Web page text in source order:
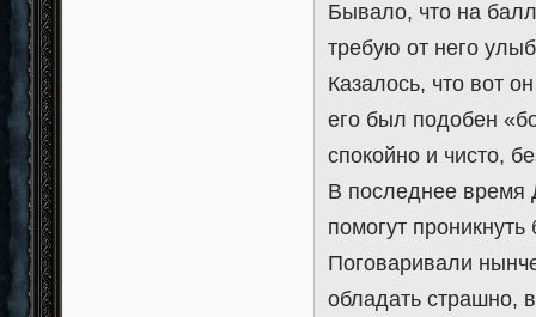
Бывало, что на
требую от него
Казалось, что вот
его был подобен
спокойно и чисто,
В последнее время
помогут
Поговаривали
обладать страшно,